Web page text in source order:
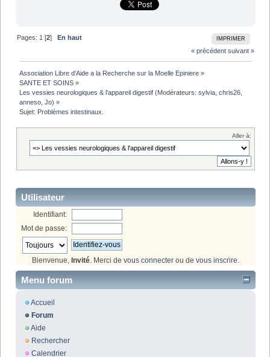
IMPRIMER
Pages: 1 [2]
En haut
« précédent suivant »
Association Libre d'Aide a la Recherche sur la Moelle Epiniere »
SANTE ET SOINS »
Les vessies neurologiques & l'appareil digestif (Modérateurs:sylvia ,chris26
anneso ,Jo) »
Sujet: Problèmes intestinaux.
Aller à:
Utilisateur
Identifiant:
Mot de passe:
Bienvenue, Invité. Merci de vous connecter ou de vous inscrire.
Menu forum
Accueil
Forum
Aide
Rechercher
Calendrier